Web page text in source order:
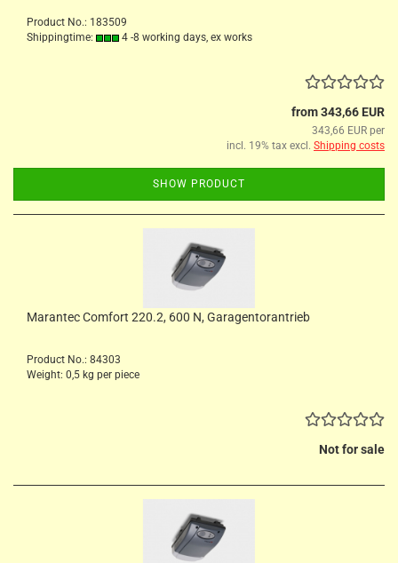
Product No.: 183509
Shippingtime:
4 -8 working days, ex works
from 343,66 EUR
343,66 EUR per
incl. 19% tax excl. Shipping costs
SHOW PRODUCT
Marantec Comfort 220.2, 600 N, Garagentorantrieb
Product No.: 84303
Weight: 0,5 kg per piece
Not for sale